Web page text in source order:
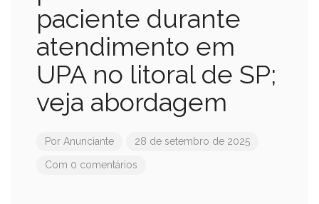
paciente durante
atendimento em
UPA no litoral de SP;
veja abordagem
Por Anunciante 28 de setembro de 2025
Com 0 comentários